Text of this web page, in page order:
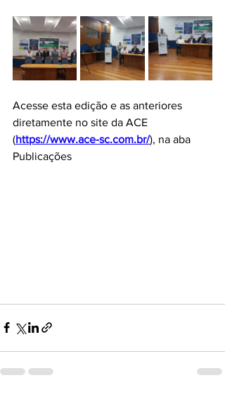
Acesse esta edição e as anteriores
diretamente no site da ACE
(https://www.ace-sc.com.br/), na aba
Publicações